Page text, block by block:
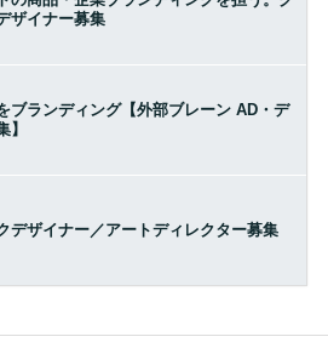
ザイナー募集
ブランディング【外部ブレーン AD・デ
】
デザイナー／アートディレクター募集